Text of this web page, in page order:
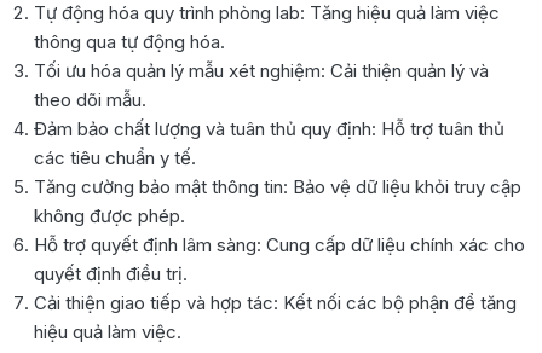
Tự động hóa quy trình phòng lab: Tăng hiệu quả làm việc
thông qua tự động hóa.
Tối ưu hóa quản lý mẫu xét nghiệm: Cải thiện quản lý và
theo dõi mẫu.
Đảm bảo chất lượng và tuân thủ quy định: Hỗ trợ tuân thủ
các tiêu chuẩn y tế.
Tăng cường bảo mật thông tin: Bảo vệ dữ liệu khỏi truy cập
không được phép.
Hỗ trợ quyết định lâm sàng: Cung cấp dữ liệu chính xác cho
quyết định điều trị.
Cải thiện giao tiếp và hợp tác: Kết nối các bộ phận để tăng
hiệu quả làm việc.